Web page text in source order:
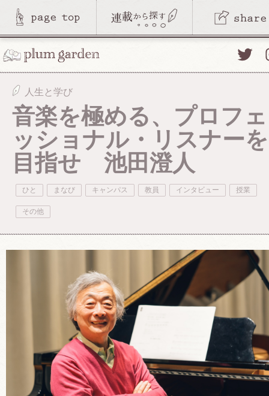
Twitter
人生と学び
音楽を極める、プロフェ
ッショナル・リスナーを
目指せ 池田澄人
ひと まなび キャンパス 教員 インタビュー 授業
その他